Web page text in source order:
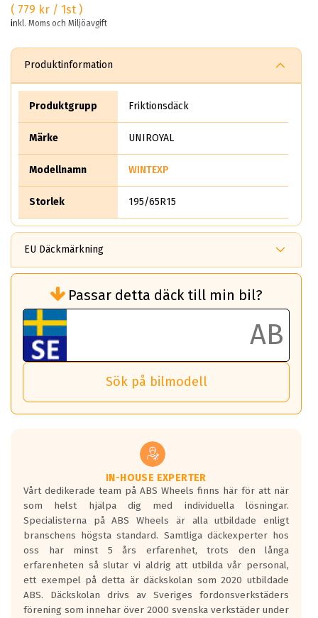
( 779 kr / 1st )
inkl. Moms och Miljöavgift
Produktinformation
Produktgrupp Friktionsdäck
Märke UNIROYAL
Modellnamn WINTEXP
Storlek 195/65R15
EU Däckmärkning
bränsleförbrukningen)
Det ska vara en betygsskala från klass A
till G för rullmotstånd.
Ett klass A däck kommer ha 6,5% bättre
bränsleförbrukning än ett klass G däck.
Det betyder att om man kör 10,000 km,
så sparar man 50 liter bränsle med ett
vilken körstil du använder.
Våtgrepp egenskaper:
Betygsskalan är satt A till F. Där A påvisar
den kortaste bromssträckan och F är den
längsta.
Inga D eller G betyg delas ut för
personbilar och lätta lastbilar.
Betyget sätts efter ett test där däcken
skall bromsa in på en väg där det ligger
0.5-1.5 mm vatten.
Passar detta däck till min bil?
Sök på bilmodell
IN-HOUSE EXPERTER
Vårt dedikerade team på ABS Wheels finns här för att när
som helst hjälpa dig med individuella lösningar.
Specialisterna på ABS Wheels är alla utbildade enligt
branschens högsta standard. Samtliga däckexperter hos
oss har minst 5 års erfarenhet, trots den långa
erfarenheten så slutar vi aldrig att utbilda vår personal,
ett exempel på detta är däckskolan som 2020 utbildade
ABS. Däckskolan drivs av Sveriges fordonsverkstäders
förening som innehar över 2000 svenska verkstäder under